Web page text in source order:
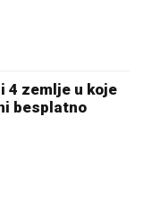
zemlje u koje
besplatno